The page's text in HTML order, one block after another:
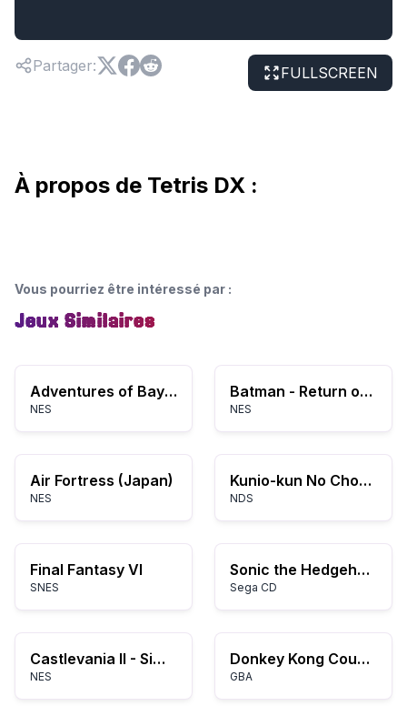
Partager: FULLSCREEN
À propos de Tetris DX :
Vous pourriez être intéressé par :
Jeux Similaires
Adventures of Bayou Billy, The (USA)
NES
Batman - Return of the Joker (Europe)
NES
Air Fortress (Japan)
NES
Kunio-kun No Chou Nekketsu! - Daiundoukai
NDS
Final Fantasy VI
SNES
Sonic the Hedgehog Megamix 4.0b
Sega CD
Castlevania II - Simon's Quest (Europe)
NES
Donkey Kong Country
GBA